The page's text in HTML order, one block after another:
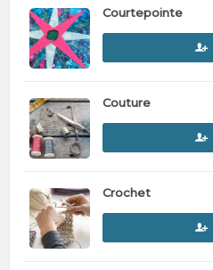
Courtepointe
Couture
Crochet